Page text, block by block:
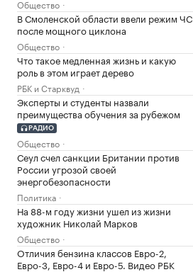
Общество
В Смоленской области ввели режим ЧС
после мощного циклона
Общество
Что такое медленная жизнь и какую
роль в этом играет дерево
РБК и Старквуд
Эксперты и студенты назвали
преимущества обучения за рубежом
РАДИО
Общество
Сеул счел санкции Британии против
России угрозой своей
энергобезопасности
Политика
На 88-м году жизни ушел из жизни
художник Николай Марков
Общество
Отличия бензина классов Евро-2,
Евро-3, Евро-4 и Евро-5. Видео РБК